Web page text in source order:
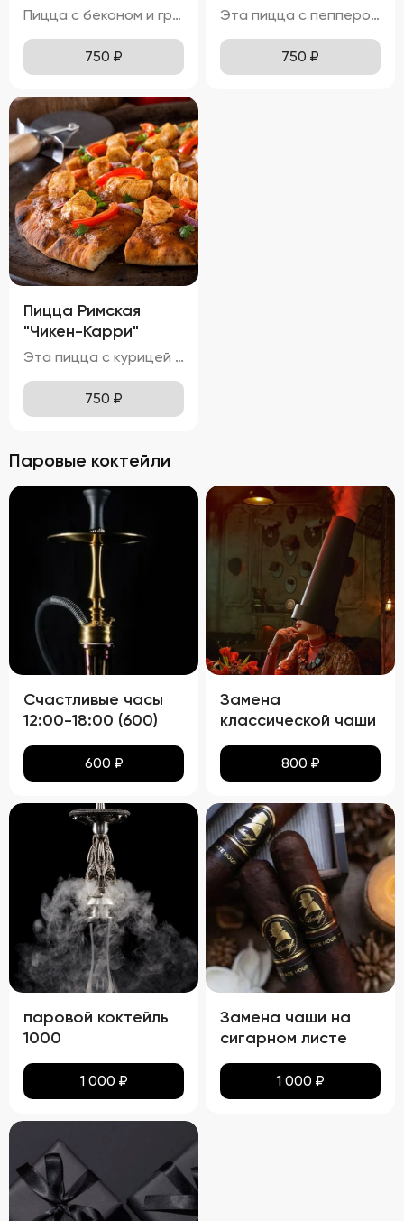
Пицца с беконом и грибами выглядит невероятно аппетитно, с золотистой корочкой теста и аккуратно распределенными ингредиентами. Моцарелла полностью расплавлена, местами приобретая приятный карамельный оттенок. Ломтики бекона и грибы эффектно выделяются на поверхности, добавляя блюду яркие акценты. Вкус этой пиццы насыщен нотками ветчины и грибов, делая её особенно ароматной и привлекательной. Ветчина хрустящая и солоноватая, а грибы мягкие и ароматные, создавая идеальное сочетание текстур. Аромат пиццы пленяет смесью горячих сыров, бекона и грибов, вызывая желание попробовать её немедленно. Тонкое тесто хрустит внизу, оставаясь мягким и воздушным внутри, обеспечивая комфортное наслаждение каждым укусом. Бекон приятно похрустывает, а грибы остаются мягкими и сочными, добавляя удовольствия от процесса поедания.
750 ₽
Эта пицца с пепперони имеет притягательный внешний вид, с золотистой корочкой теста и равномерно распределённой моцареллой. Пепперони лежат сверху сыра, создавая яркий акцент и добавляя визуальной привлекательности. Блеск оливкового масла и специи делают пиццу ещё более аппетитной. Вкус этой пиццы насыщен острыми нотками пепперони и сладковатыми оттенками томатного соуса. Моцарелла полностью расплавлена, местами приобретая приятный карамельный оттенок. Аромат пиццы пленяет смесью горячих сыров, острого пепперони и оливкового масла, вызывая желание попробовать её немедленно. Тонкое тесто хрустит внизу, оставаясь мягким и воздушным внутри, обеспечивая комфортное наслаждение каждым укусом. Пепперони мягкие и слегка похрустывают, а сыр тянется длинными нитями, добавляя удовольствия от процесса поедания.
750 ₽
Пицца Римская
"Чикен-Карри"
Эта пицца с курицей и красным луком обладает привлекательным внешним видом, с золотисто-коричневой корочкой теста и равномерным распределением ингредиентов. Расплавленная моцарелла покрывает поверхность пиццы, местами приобретая приятный карамельный оттенок. Ломтики красного лука и кусочки курицы красиво выделяются на фоне сыра, добавляя блюду яркие акценты. Вкус этой пиццы насыщен нотками карри и томатов, что делает её особенно ароматной и аппетитной. Нежная и сочная курица прекрасно сочетается с тягучей и слегка солоноватой моцареллой, создавая идеальное сочетание текстур. Аромат пиццы пленяет смесью специй карри, свежих томатов и горячего сыра, вызывая желание попробовать её немедленно. Тонкое тесто хрустит внизу, оставаясь мягким и воздушным внутри, обеспечивая комфортное наслаждение каждым укусом. Курица буквально тает во рту, а сыр растягивается длинными нитями, добавляя удовольствия от процесса поедания.
750 ₽
Паровые коктейли
Счастливые часы
12:00-18:00 (600)
600 ₽
Замена
классической чаши
800 ₽
паровой коктейль
1000
1 000 ₽
Замена чаши на
сигарном листе
1 000 ₽